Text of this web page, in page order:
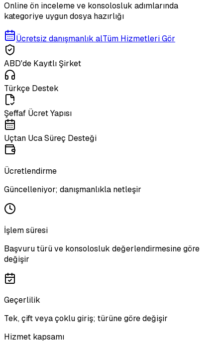
Online ön inceleme ve konsolosluk adımlarında
kategoriye uygun dosya hazırlığı
Ücretsiz danışmanlık alTüm Hizmetleri Gör
ABD'de Kayıtlı Şirket
Türkçe Destek
Şeffaf Ücret Yapısı
Uçtan Uca Süreç Desteği
Ücretlendirme
Güncelleniyor; danışmanlıkla netleşir
İşlem süresi
Başvuru türü ve konsolosluk değerlendirmesine göre
değişir
Geçerlilik
Tek, çift veya çoklu giriş; türüne göre değişir
Hizmet kapsamı